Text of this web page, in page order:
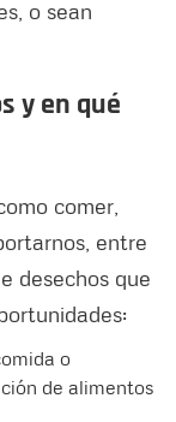
o sean
y en qué
comer,
entre
desechos que
o
de alimentos